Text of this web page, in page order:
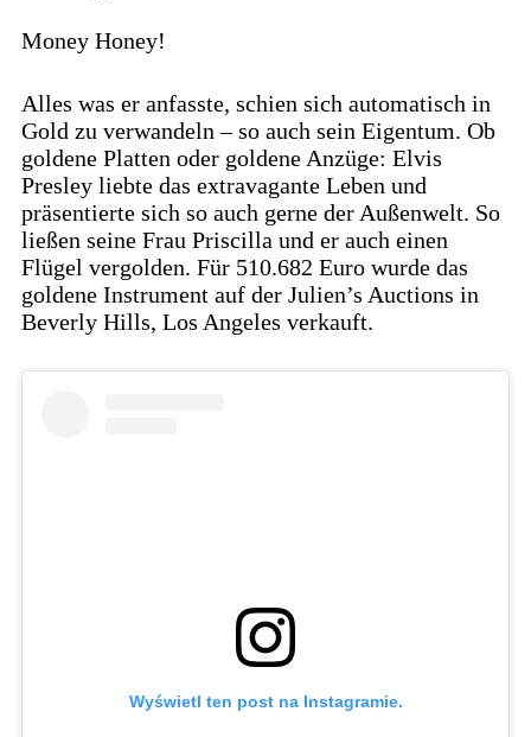
Money Honey!
Alles was er anfasste, schien sich automatisch in
Gold zu verwandeln – so auch sein Eigentum. Ob
goldene Platten oder goldene Anzüge: Elvis
Presley liebte das extravagante Leben und
präsentierte sich so auch gerne der Außenwelt. So
ließen seine Frau Priscilla und er auch einen
Flügel vergolden. Für 510.682 Euro wurde das
goldene Instrument auf der Julien’s Auctions in
Beverly Hills, Los Angeles verkauft.
Wyświetl ten post na Instagramie.